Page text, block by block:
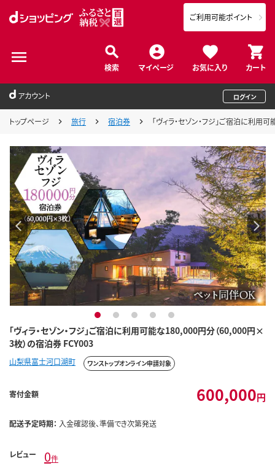
検索 マイページ お気に入り カート
ご利用可能ポイント
アカウント ログイン
トップページ 旅行 宿泊券 「ヴィラ・セゾン・フジ」ご宿泊に利
「ヴィラ・セゾン・フジ」ご宿泊に利用可能な180,000円分（60,000円×
3枚）の宿泊券 FCY003
1 2 3 4 5
山梨県富士河口湖町 ワンストップオンライン申請対象
寄付金額 600,000円
配送予定時期： 入金確認後、準備でき次第発送
レビュー 0件